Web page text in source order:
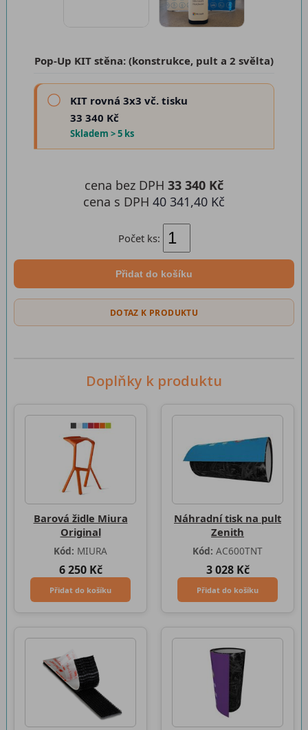
Pop-Up KIT stěna: (konstrukce, pult a 2 svělta)
KIT rovná 3x3 vč. tisku
33 340 Kč
Skladem > 5 ks
Počet ks:
Přidat do košíku
cena bez DPH 33 340 Kč
cena s DPH 40 341,40 Kč
DOTAZ K PRODUKTU
Doplňky k produktu
Barová židle Miura
Original
Kód: MIURA
6 250 Kč
Přidat do košíku
Náhradní tisk na pult
Zenith
Kód: AC600TNT
3 028 Kč
Přidat do košíku